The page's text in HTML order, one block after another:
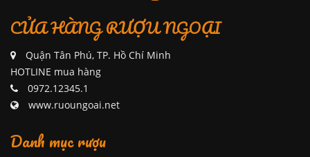
CỬA HÀNG RƯỢU NGOẠI
Quận Tân Phú, TP. Hồ Chí Minh
HOTLINE mua hàng
0972.12345.1
www.ruoungoai.net
Danh mục rượu